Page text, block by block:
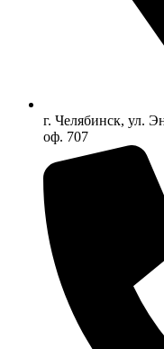
г. Челябинск, ул.
оф. 707